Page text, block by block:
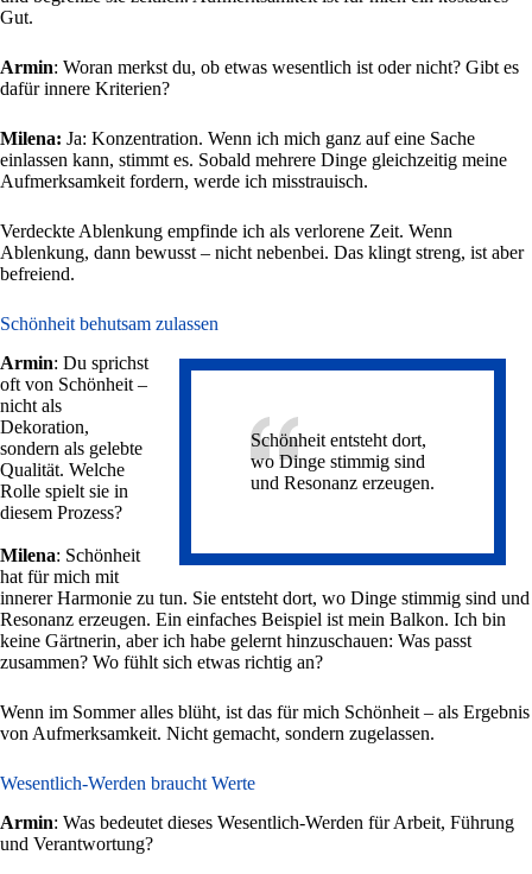
Gut.
Armin: Woran merkst du, ob etwas wesentlich ist oder nicht? Gibt es
dafür innere Kriterien?
Milena: Ja: Konzentration. Wenn ich mich ganz auf eine Sache
einlassen kann, stimmt es. Sobald mehrere Dinge gleichzeitig meine
Aufmerksamkeit fordern, werde ich misstrauisch.
Verdeckte Ablenkung empfinde ich als verlorene Zeit. Wenn
Ablenkung, dann bewusst – nicht nebenbei. Das klingt streng, ist aber
befreiend.
Schönheit behutsam zulassen
Schönheit entsteht dort,
wo Dinge stimmig sind
und Resonanz erzeugen.
Armin: Du sprichst
oft von Schönheit –
nicht als
Dekoration,
sondern als gelebte
Qualität. Welche
Rolle spielt sie in
diesem Prozess?
Milena: Schönheit
hat für mich mit
innerer Harmonie zu tun. Sie entsteht dort, wo Dinge stimmig sind und
Resonanz erzeugen. Ein einfaches Beispiel ist mein Balkon. Ich bin
keine Gärtnerin, aber ich habe gelernt hinzuschauen: Was passt
zusammen? Wo fühlt sich etwas richtig an?
Wenn im Sommer alles blüht, ist das für mich Schönheit – als Ergebnis
von Aufmerksamkeit. Nicht gemacht, sondern zugelassen.
Wesentlich-Werden braucht Werte
Armin: Was bedeutet dieses Wesentlich-Werden für Arbeit, Führung
und Verantwortung?